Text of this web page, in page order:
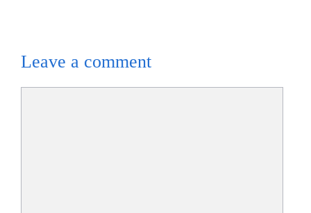
Leave a comment